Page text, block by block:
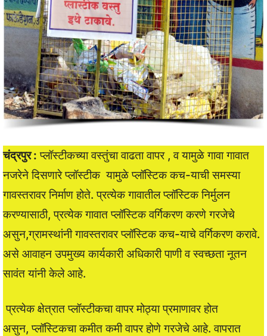
चंद्रपुर : प्लॉस्टीकच्या वस्तुंचा वाढता वापर , व यामुळे गावा गावात
नजरेने दिसणारे प्लॉस्टीक यामुळे प्लॉस्टिक कच-याची समस्या
गावस्तरावर निर्माण होते. प्रत्येक गावातील प्लॉस्टिक निर्मुलन
करण्यासाठी, प्रत्येक गावात प्लॉस्टिक वर्गिकरण करणे गरजेचे
असुन,ग्रामस्थांनी गावस्तरावर प्लॉस्टिक कच-याचे वर्गिकरण करावे.
असे आवाहन उपमुख्य कार्यकारी अधिकारी पाणी व स्वच्छता नूतन
सावंत यांनी केले आहे.
प्रत्येक क्षेत्रात प्लॉस्टीकचा वापर मोठ्या प्रमाणावर होत
असुन, प्लॉस्टिकचा कमीत कमी वापर होणे गरजेचे आहे. वापरात